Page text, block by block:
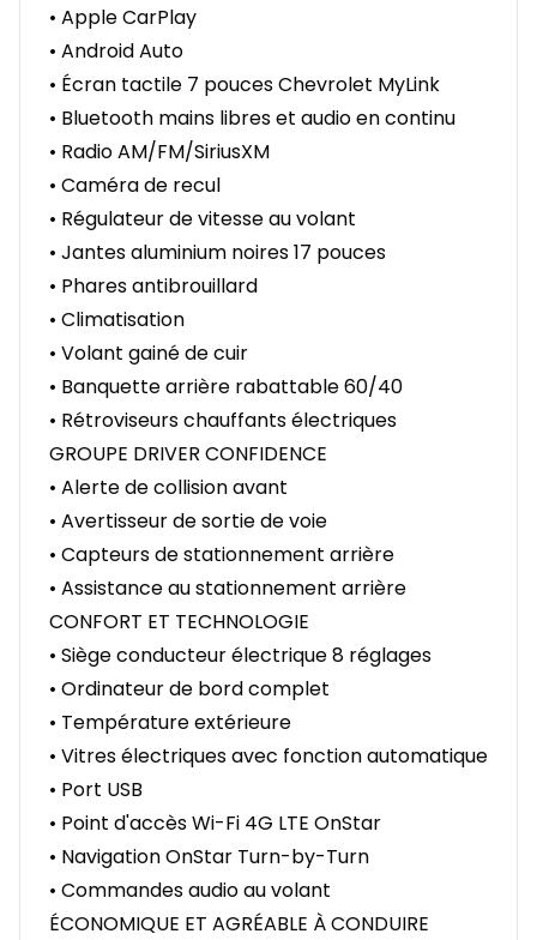
• Apple CarPlay
• Android Auto
• Écran tactile 7 pouces Chevrolet MyLink
• Bluetooth mains libres et audio en continu
• Radio AM/FM/SiriusXM
• Caméra de recul
• Régulateur de vitesse au volant
• Jantes aluminium noires 17 pouces
• Phares antibrouillard
• Climatisation
• Volant gainé de cuir
• Banquette arrière rabattable 60/40
• Rétroviseurs chauffants électriques
GROUPE DRIVER CONFIDENCE
• Alerte de collision avant
• Avertisseur de sortie de voie
• Capteurs de stationnement arrière
• Assistance au stationnement arrière
CONFORT ET TECHNOLOGIE
• Siège conducteur électrique 8 réglages
• Ordinateur de bord complet
• Température extérieure
• Vitres électriques avec fonction automatique
• Port USB
• Point d'accès Wi-Fi 4G LTE OnStar
• Navigation OnStar Turn-by-Turn
• Commandes audio au volant
ÉCONOMIQUE ET AGRÉABLE À CONDUIRE